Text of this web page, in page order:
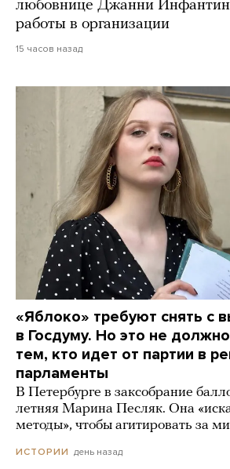
любовнице Джанни
работы в организации
15 часов назад
«Яблоко» требуют снять с
в Госдуму. Но это не
тем, кто идет от партии в
парламенты
В Петербурге в заксобрание
летняя Марина Песляк. Она
методы», чтобы агитировать за
ИСТОРИИ день назад